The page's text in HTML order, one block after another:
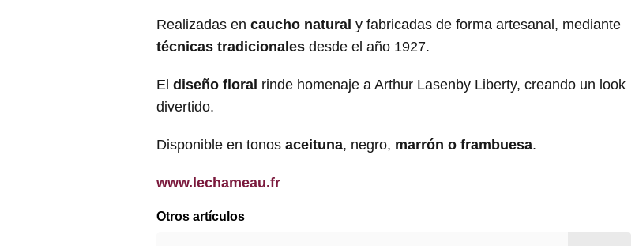
Realizadas en caucho natural y fabricadas de forma artesanal, mediante
técnicas tradicionales desde el año 1927.
El diseño floral rinde homenaje a Arthur Lasenby Liberty, creando un look
divertido.
Disponible en tonos aceituna, negro, marrón o frambuesa.
www.lechameau.fr
Otros artículos